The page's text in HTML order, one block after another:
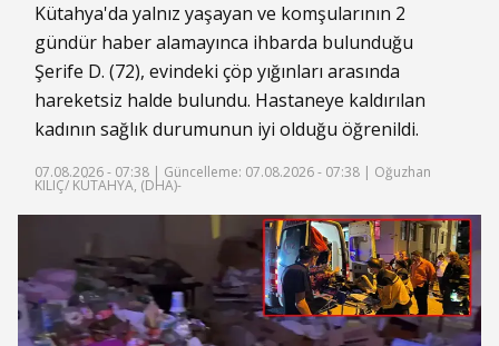
Kütahya'da yalnız yaşayan ve komşularının 2
gündür haber alamayınca ihbarda bulunduğu
Şerife D. (72), evindeki çöp yığınları arasında
hareketsiz halde bulundu. Hastaneye kaldırılan
kadının sağlık durumunun iyi olduğu öğrenildi.
07.08.2026 - 07:38 | Güncelleme: 07.08.2026 - 07:38 | Oğuzhan
KILIÇ/ KÜTAHYA, (DHA)-